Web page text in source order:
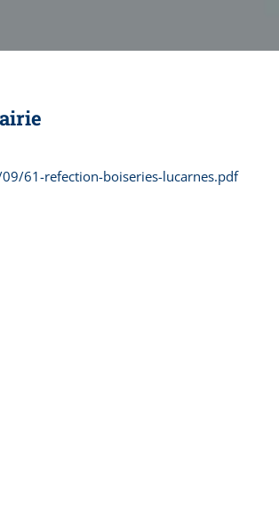
61-refection-boiseries-lucarnes.pdf